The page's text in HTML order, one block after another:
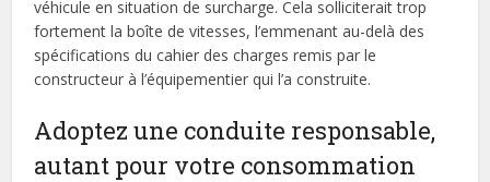
véhicule en situation de surcharge. Cela solliciterait trop
fortement la boîte de vitesses, l’emmenant au-delà des
spécifications du cahier des charges remis par le
constructeur à l’équipementier qui l’a construite.
Adoptez une conduite responsable,
autant pour votre consommation